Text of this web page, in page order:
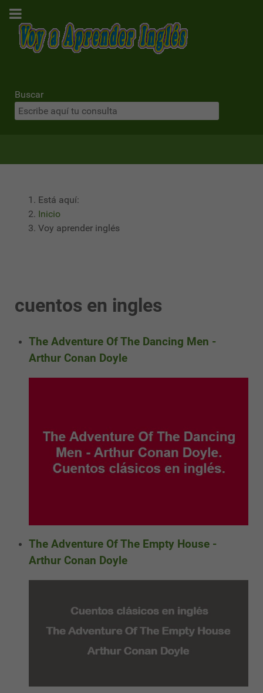
Buscar
Está aquí:
Inicio
Voy aprender inglés
cuentos en ingles
The Adventure Of The Dancing Men -
Arthur Conan Doyle
The Adventure Of The Empty House -
Arthur Conan Doyle